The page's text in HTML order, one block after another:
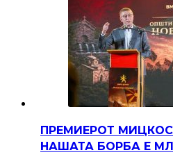
ПРЕМИЕРОТ
НАШАТА БОРБА Е